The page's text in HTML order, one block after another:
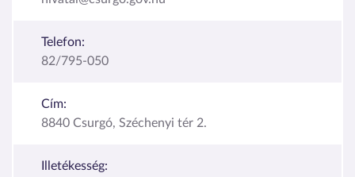
Telefon:
82/795-050
Cím:
8840 Csurgó, Széchenyi tér 2.
Illetékesség: